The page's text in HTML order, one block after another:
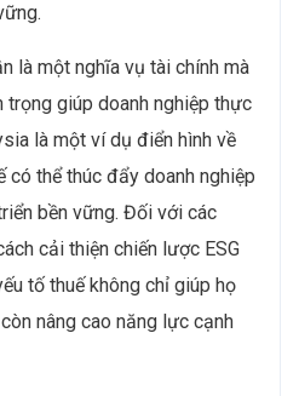
là một nghĩa vụ tài chính mà
trọng giúp doanh nghiệp thực
là một ví dụ điển hình về
có thể thúc đẩy doanh nghiệp
bền vững. Đối với các
cải thiện chiến lược ESG
tố thuế không chỉ giúp họ
nâng cao năng lực cạnh